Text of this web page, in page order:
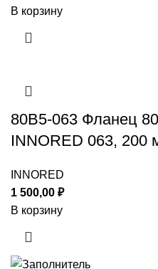
В корзину
80B5-063 Фланец
INNORED 063, 200
INNORED
1 500,00 ₽
В корзину